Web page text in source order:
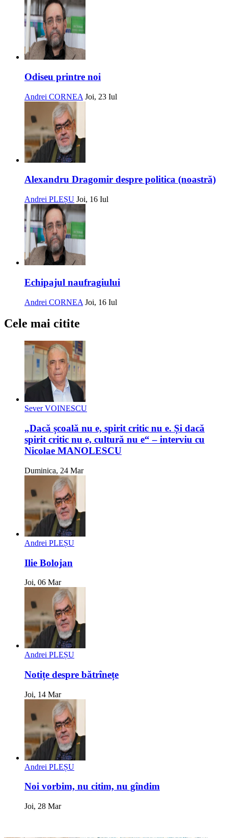
Odiseu printre noi
Andrei CORNEA Joi, 23 Iul
Alexandru Dragomir despre politica (noastră)
Andrei PLEȘU Joi, 16 Iul
Echipajul naufragiului
Andrei CORNEA Joi, 16 Iul
Cele mai citite
Sever VOINESCU
„Dacă școală nu e, spirit critic nu e. Și dacă
spirit critic nu e, cultură nu e“ – interviu cu
Nicolae MANOLESCU
Duminica, 24 Mar
Andrei PLEȘU
Ilie Bolojan
Joi, 06 Mar
Andrei PLEȘU
Notițe despre bătrînețe
Joi, 14 Mar
Andrei PLEȘU
Noi vorbim, nu citim, nu gîndim
Joi, 28 Mar